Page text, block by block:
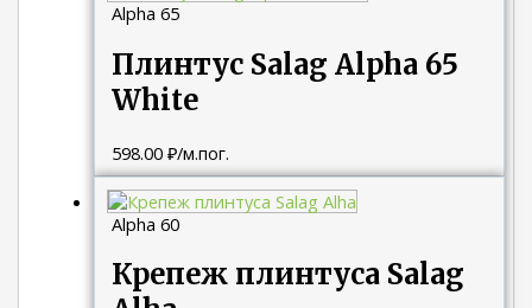
Alpha 65
Плинтус Salag Alpha 65
White
598.00₽/м.пог.
Alpha 60
Крепеж плинтуса Salag